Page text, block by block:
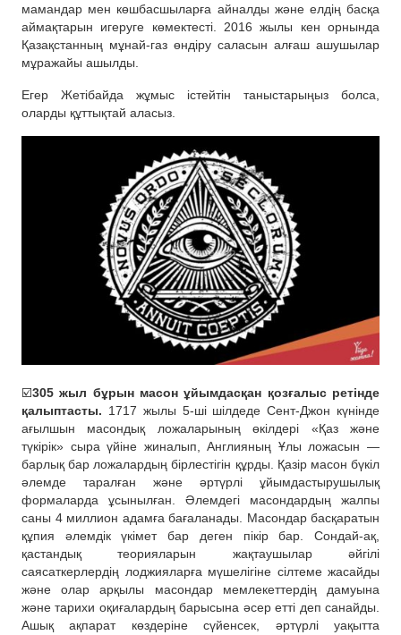
мамандар мен көшбасшыларға айналды және елдің басқа
аймақтарын игеруге көмектесті. 2016 жылы кен орнында
Қазақстанның мұнай-газ өндіру саласын алғаш ашушылар
мұражайы ашылды.
Егер Жетібайда жұмыс істейтін таныстарыңыз болса,
оларды құттықтай аласыз.
☑️305 жыл бұрын масон ұйымдасқан қозғалыс ретінде
қалыптасты. 1717 жылы 5-ші шілдеде Сент-Джон күнінде
ағылшын масондық ложаларының өкілдері «Қаз және
түкірік» сыра үйіне жиналып, Англияның Ұлы ложасын —
барлық бар ложалардың бірлестігін құрды. Қазір масон бүкіл
әлемде таралған және әртүрлі ұйымдастырушылық
формаларда ұсынылған. Әлемдегі масондардың жалпы
саны 4 миллион адамға бағаланады. Масондар басқаратын
құпия әлемдік үкімет бар деген пікір бар. Сондай-ақ,
қастандық теорияларын жақтаушылар әйгілі
саясаткерлердің лоджияларға мүшелігіне сілтеме жасайды
және олар арқылы масондар мемлекеттердің дамуына
және тарихи оқиғалардың барысына әсер етті деп санайды.
Ашық ақпарат көздеріне сүйенсек, әртүрлі уақытта